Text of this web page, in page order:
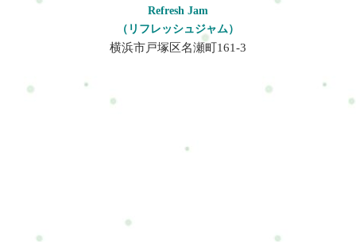
Refresh Jam
（リフレッシュジャム）
横浜市戸塚区名瀬町161-3